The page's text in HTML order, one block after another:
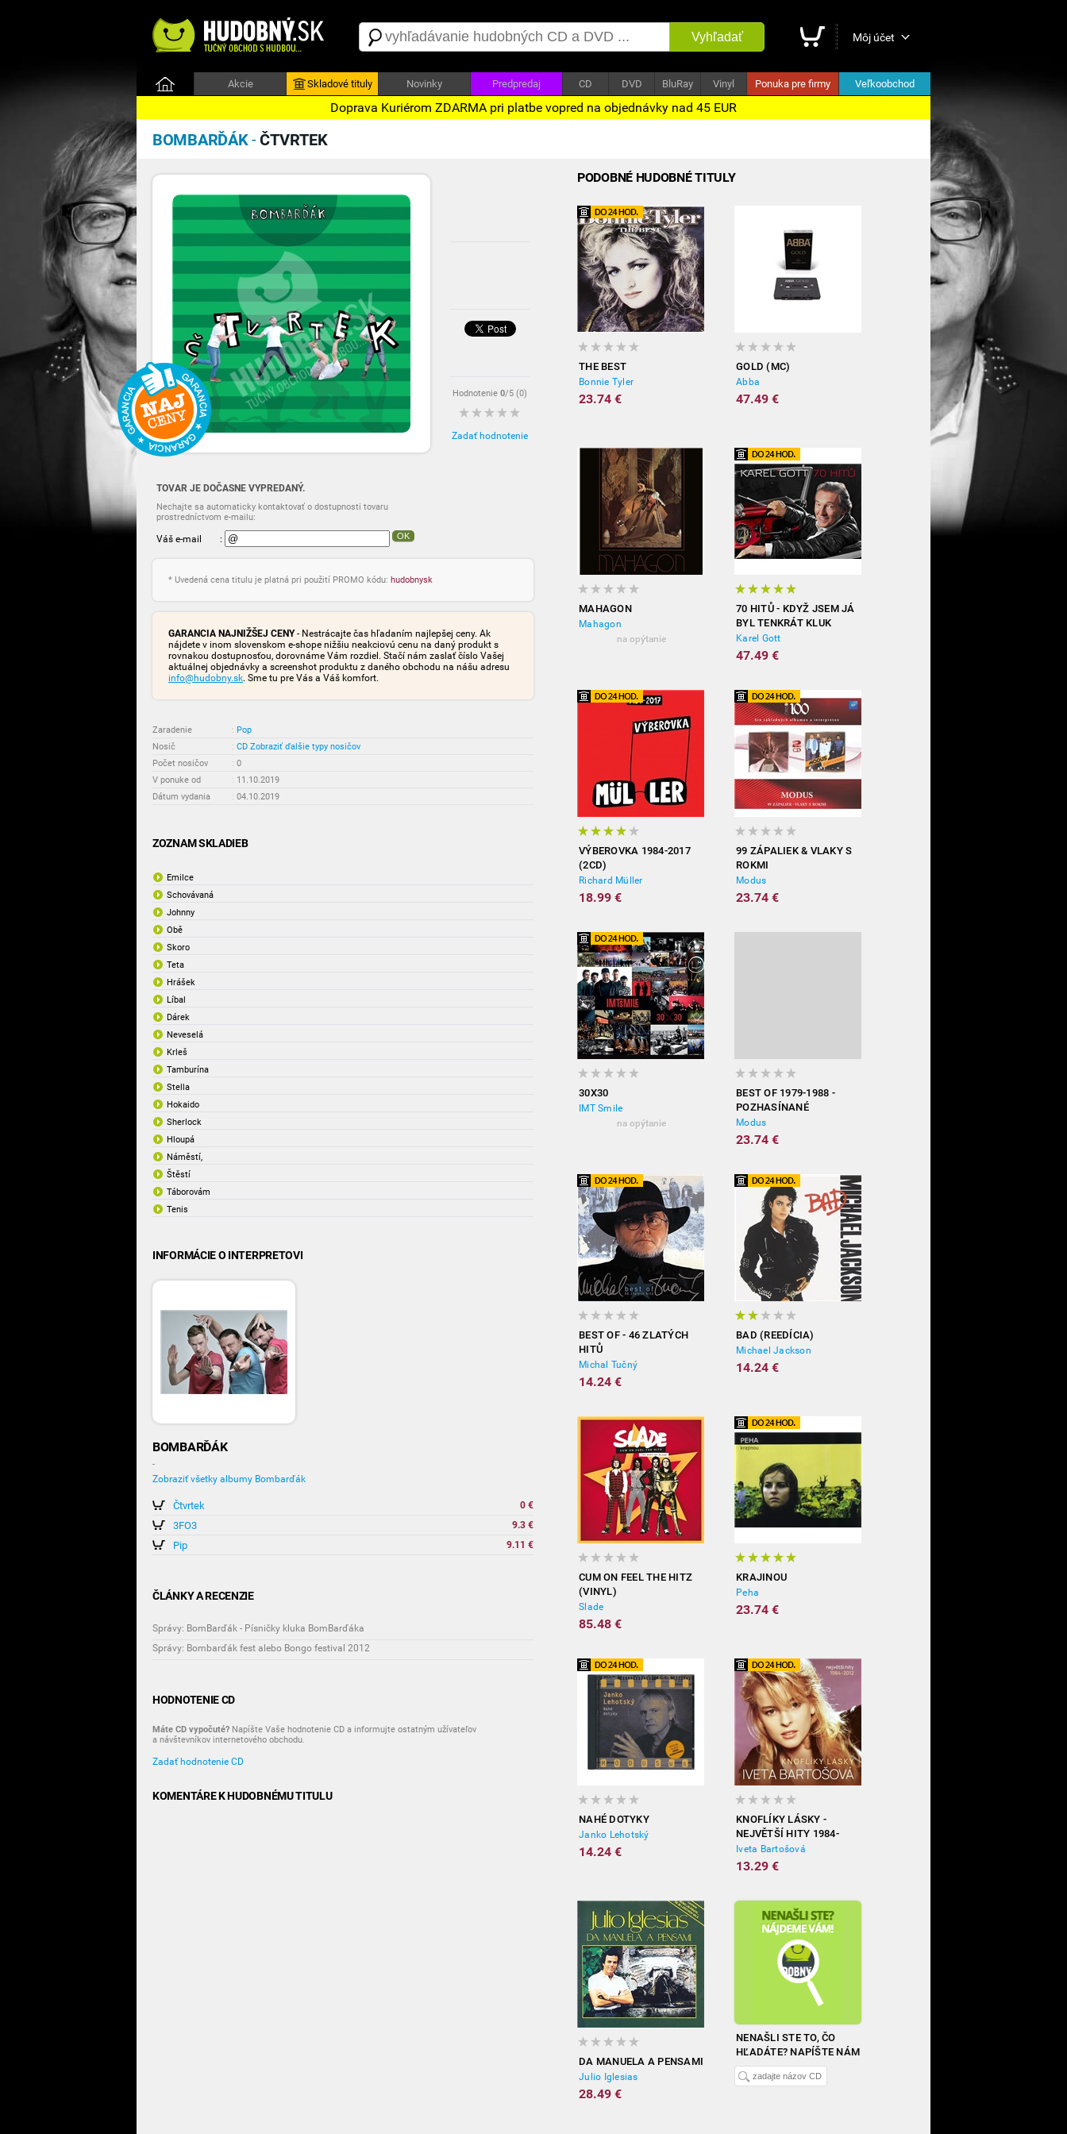
Vyhľadať Môj účet
Akcie Skladové tituly Novinky Predpredaj CD DVD BluRay Vinyl Ponuka pre firmy Veľkoobchod
Doprava Kuriérom ZDARMA pri platbe vopred na objednávky nad 45 EUR
BOMBARĎÁK-ČTVRTEK
Hodnotenie 0/5 (0)
Zadať hodnotenie
TOVAR JE DOČASNE VYPREDANÝ.
Nechajte sa automaticky kontaktovať o dostupnosti tovaru
prostredníctvom e-mailu:
Váš e-mail : OK
* Uvedená cena titulu je platná pri použití PROMO kódu: hudobnysk
GARANCIA NAJNIŽŠEJ CENY- Nestrácajte čas hľadaním najlepšej ceny. Ak
nájdete v inom slovenskom e-shope nižšiu neakciovú cenu na daný produkt s
rovnakou dostupnosťou, dorovnáme Vám rozdiel. Stačí nám zaslať číslo Vašej
aktuálnej objednávky a screenshot produktu z daného obchodu na nášu adresu
info@hudobny.sk. Sme tu pre Vás a Váš komfort.
Zaradenie : Pop
Nosič
: CD Zobraziť ďalšie typy nosičov
Počet nosičov
: 0
V ponuke od
: 11.10.2019
Dátum vydania
: 04.10.2019
ZOZNAM SKLADIEB
Emilce
Schovávaná
Johnny
Obě
Skoro
Teta
Hrášek
Líbal
Dárek
Neveselá
Krleš
Tamburína
Stella
Hokaido
Sherlock
Hloupá
Náměstí,
Štěstí
Táborovám
Tenis
INFORMÁCIE O INTERPRETOVI
BOMBARĎÁK
-
Zobraziť všetky albumy Bombarďák
Čtvrtek 0 €
3FO3 9.3 €
Pip 9.11 €
ČLÁNKY A RECENZIE
Správy: BomBarďák - Písničky kluka BomBarďáka
Správy: Bombarďák fest alebo Bongo festival 2012
HODNOTENIE CD
Máte CD vypočuté? Napíšte Vaše hodnotenie CD a informujte ostatným užívateľov
a návštevníkov internetového obchodu.
Zadať hodnotenie CD
KOMENTÁRE K HUDOBNÉMU TITULU
PODOBNÉ HUDOBNÉ TITULY
THE BEST
Bonnie Tyler
23.74 €
GOLD (MC)
Abba
47.49 €
MAHAGON
Mahagon
na opýtanie
70 HITŮ - KDYŽ JSEM JÁ
BYL TENKRÁT KLUK
(3CD)
Karel Gott
47.49 €
VÝBEROVKA 1984-2017
(2CD)
Richard Müller
18.99 €
99 ZÁPALIEK & VLAKY S
ROKMI
Modus
23.74 €
30X30
IMT Smile
na opýtanie
BEST OF 1979-1988 -
POZHASÍNANÉ
Modus
23.74 €
BEST OF - 46 ZLATÝCH
HITŮ
Michal Tučný
14.24 €
BAD (REEDÍCIA)
Michael Jackson
14.24 €
CUM ON FEEL THE HITZ
(VINYL)
Slade
85.48 €
KRAJINOU
Peha
23.74 €
NAHÉ DOTYKY
Janko Lehotský
14.24 €
KNOFLÍKY LÁSKY -
NEJVĚTŠÍ HITY 1984-
2012
Iveta Bartošová
13.29 €
DA MANUELA A PENSAMI
Julio Iglesias
28.49 €
NENAŠLI STE TO, ČO
HĽADÁTE? NAPÍŠTE NÁM